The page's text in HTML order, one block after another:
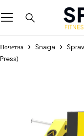
Почетна Snaga
Press)